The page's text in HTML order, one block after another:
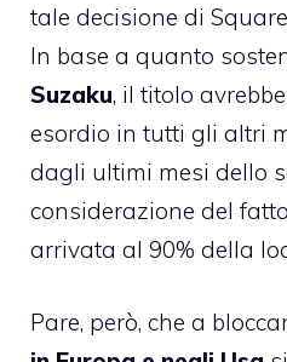
tale decisione di
In base a quanto
Suzaku, il titolo
esordio in tutti gli altri
dagli ultimi mesi dello
considerazione del
arrivata al 90% della
Pare, però, che a